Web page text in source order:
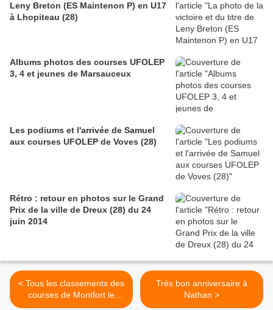
Leny Breton (ES Maintenon P) en U17
à Lhopiteau (28)
Albums photos des courses UFOLEP
3, 4 et jeunes de Marsauceux
Les podiums et l'arrivée de Samuel
aux courses UFOLEP de Voves (28)
Rétro : retour en photos sur le Grand
Prix de la ville de Dreux (28) du 24
juin 2014
< Tous les classements des
courses de Montfort le
Gesnois (72)
Très bon anniversaire à
Nathan >